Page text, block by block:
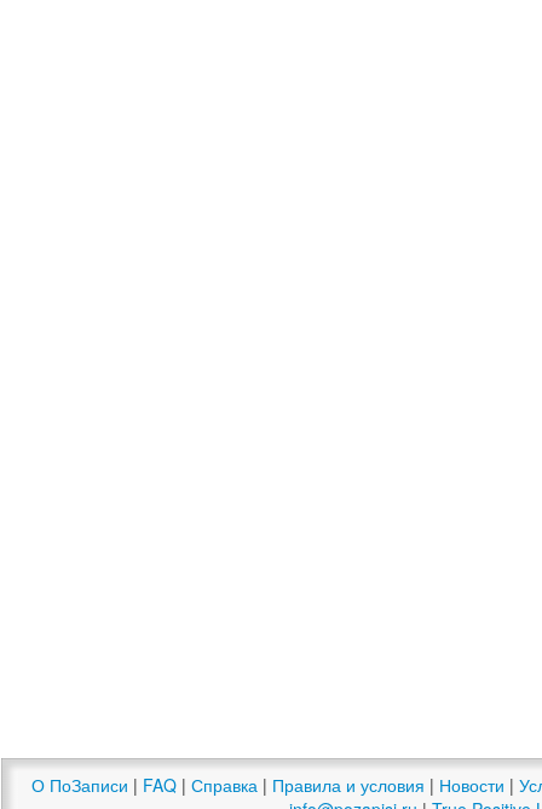
О ПоЗаписи | FAQ | Справка | Правила и условия | Новости |